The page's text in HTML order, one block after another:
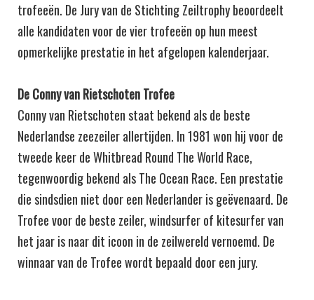
trofeeën. De Jury van de Stichting Zeiltrophy beoordeelt
alle kandidaten voor de vier trofeeën op hun meest
opmerkelijke prestatie in het afgelopen kalenderjaar.
De Conny van Rietschoten Trofee
Conny van Rietschoten staat bekend als de beste
Nederlandse zeezeiler allertijden. In 1981 won hij voor de
tweede keer de Whitbread Round The World Race,
tegenwoordig bekend als The Ocean Race. Een prestatie
die sindsdien niet door een Nederlander is geëvenaard. De
Trofee voor de beste zeiler, windsurfer of kitesurfer van
het jaar is naar dit icoon in de zeilwereld vernoemd. De
winnaar van de Trofee wordt bepaald door een jury.